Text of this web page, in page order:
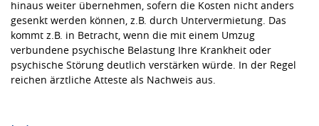
hinaus weiter übernehmen, sofern die Kosten nicht anders
gesenkt werden können, z.B. durch Untervermietung. Das
kommt z.B. in Betracht, wenn die mit einem Umzug
verbundene psychische Belastung Ihre Krankheit oder
psychische Störung deutlich verstärken würde. In der Regel
reichen ärztliche Atteste als Nachweis aus.